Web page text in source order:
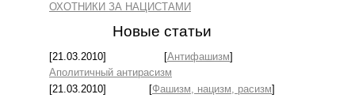
ОХОТНИКИ ЗА НАЦИСТАМИ
Новые статьи
[21.03.2010] [Антифашизм]
Аполитичный антирасизм
[21.03.2010]
[Фашизм, нацизм, расизм]